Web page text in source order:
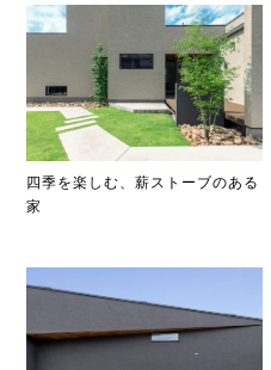
四季を楽しむ、薪ストーブのある
家